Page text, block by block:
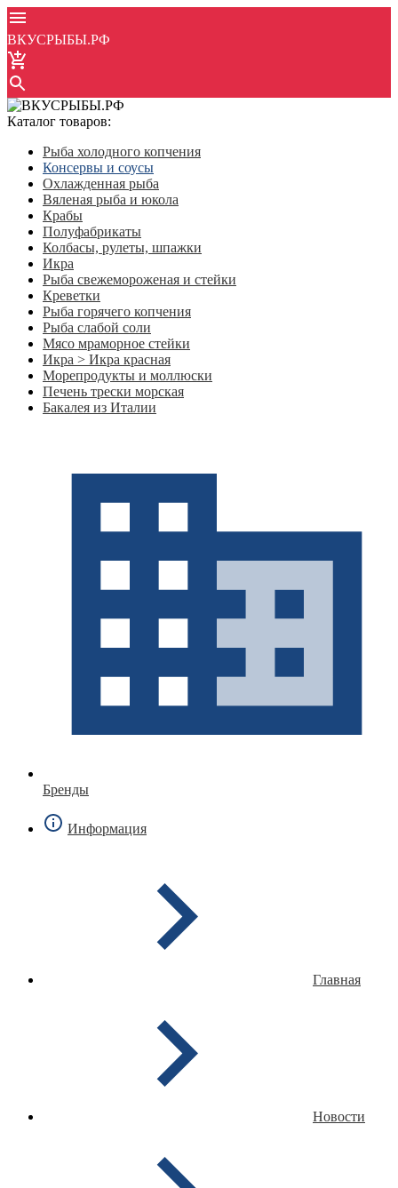
ВКУСРЫБЫ.РФ
Каталог товаров:
Рыба холодного копчения
Консервы и соусы
Охлажденная рыба
Вяленая рыба и юкола
Крабы
Полуфабрикаты
Колбасы, рулеты, шпажки
Икра
Рыба свежемороженая и стейки
Креветки
Рыба горячего копчения
Рыба слабой соли
Мясо мраморное стейки
Икра > Икра красная
Морепродукты и моллюски
Печень трески морская
Бакалея из Италии
Бренды
Информация
Главная
Новости